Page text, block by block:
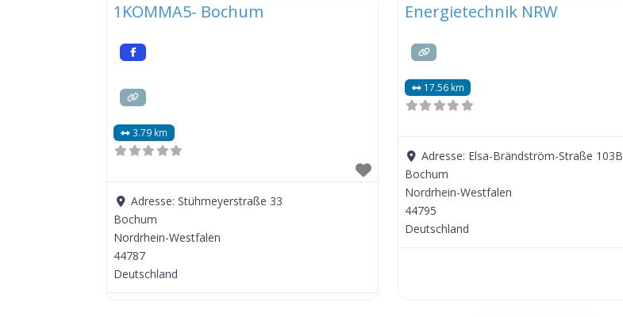
1KOMMA5- Bochum
3.79 km
Adresse: Stühmeyerstraße 33
Bochum
Nordrhein-Westfalen
44787
Deutschland
Energietechnik NRW
17.56 km
Adresse: Elsa-Brändström-Straße 103B
Bochum
Nordrhein-Westfalen
44795
Deutschland